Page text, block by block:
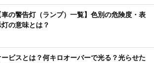
車の警告灯（ランプ）一覧】色別の危険度・表
灯の意味とは？
ービスとは？何キロオーバーで光る？光らせた